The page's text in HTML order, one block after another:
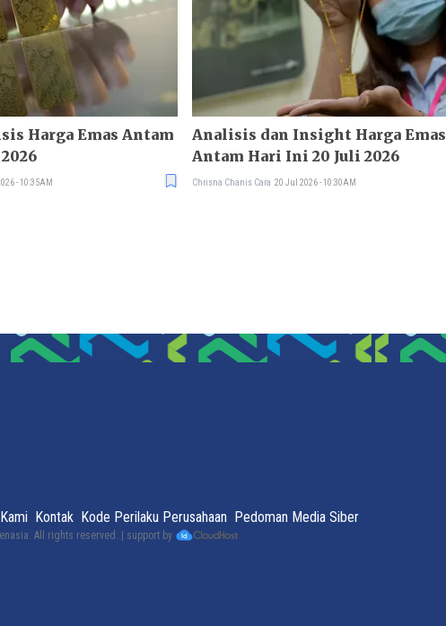
Harga Emas Antam
- 10:35AM
Analisis dan Insight Harga Emas
Antam Hari Ini 20 Juli 2026
Chrisna Chanis Cara 20 Jul 2026 - 10:30AM
Kontak Kode Perilaku Perusahaan Pedoman Media Siber
. All rights reserved. | support by